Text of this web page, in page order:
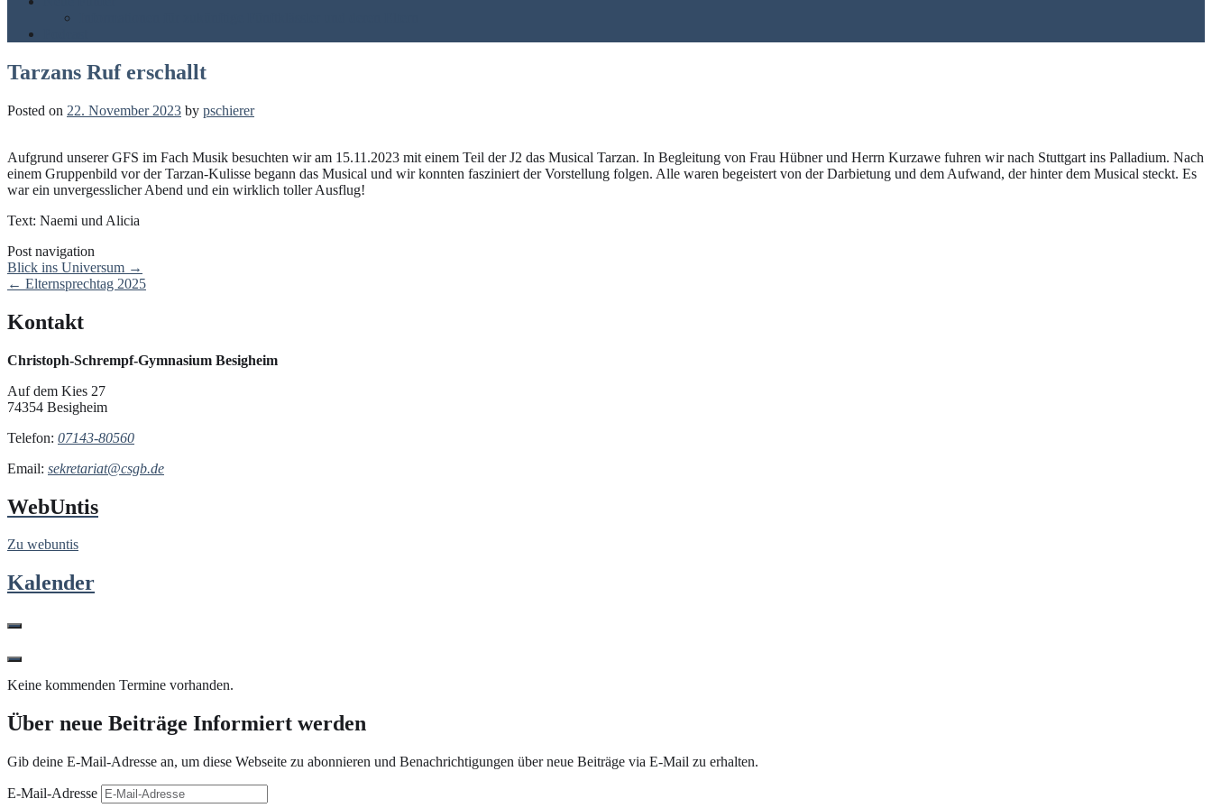
Tarzans Ruf erschallt
Posted on 22. November 2023 by pschierer
Aufgrund unserer GFS im Fach Musik besuchten wir am 15.11.2023 mit einem Teil der J2 das Musical Tarzan. In Begleitung von Frau Hübner und Herrn Kurzawe fuhren wir nach Stuttgart ins Palladium. Nach
einem Gruppenbild vor der Tarzan-Kulisse begann das Musical und wir konnten fasziniert der Vorstellung folgen. Alle waren begeistert von der Darbietung und dem Aufwand, der hinter dem Musical steckt. Es
war ein unvergesslicher Abend und ein wirklich toller Ausflug!
Text: Naemi und Alicia
Post navigation
Blick ins Universum →
← Elternsprechtag 2025
Kontakt
Christoph-Schrempf-Gymnasium Besigheim
Auf dem Kies 27
74354 Besigheim
Telefon: 07143-80560
Email: sekretariat@csgb.de
WebUntis
Zu webuntis
Kalender
Keine kommenden Termine vorhanden.
Über neue Beiträge Informiert werden
Gib deine E-Mail-Adresse an, um diese Webseite zu abonnieren und Benachrichtigungen über neue Beiträge via E-Mail zu erhalten.
E-Mail-Adresse